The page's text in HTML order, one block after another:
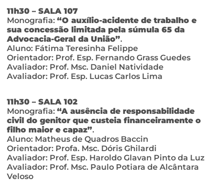
11h30 – SALA 107
Monografia: “O auxílio-acidente de trabalho e
sua concessão limitada pela súmula 65 da
Advocacia-Geral da União”.
Aluno: Fátima Teresinha Felippe
Orientador: Prof. Esp. Fernando Grass Guedes
Avaliador: Prof. Msc. Daniel Natividade
Avaliador: Prof. Esp. Lucas Carlos Lima
11h30 – SALA 102
Monografia: “A ausência de responsabilidade
civil do genitor que custeia financeiramente o
filho maior e capaz”.
Aluno: Matheus de Quadros Baccin
Orientador: Profa. Msc. Dóris Ghilardi
Avaliador: Prof. Esp. Haroldo Glavan Pinto da Luz
Avaliador: Prof. Msc. Paulo Potiara de Alcântara
Veloso